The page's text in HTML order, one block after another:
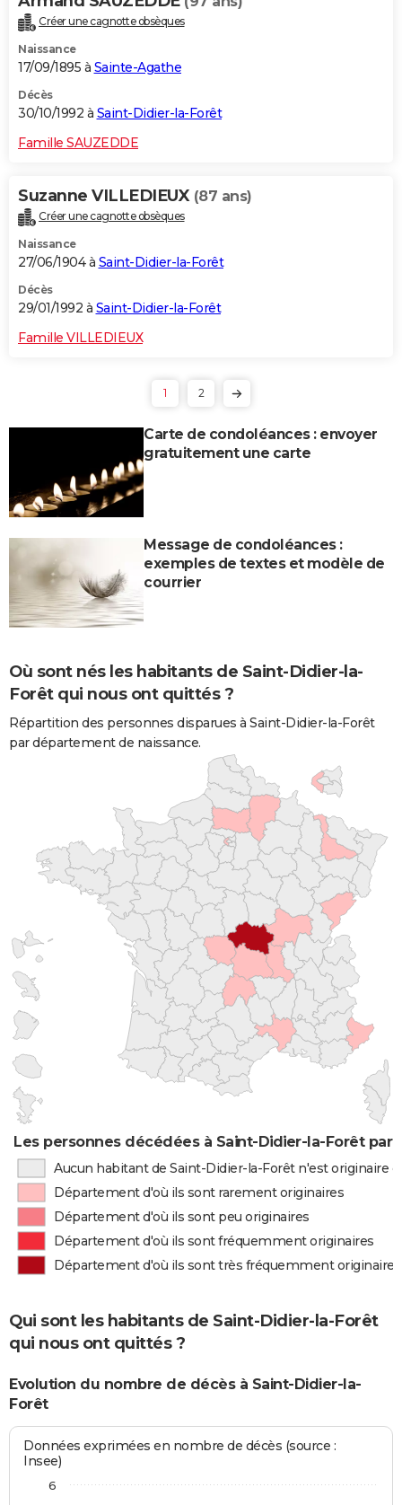
Créer une cagnotte obsèques
Naissance
17/09/1895 à Sainte-Agathe
Décès
30/10/1992 à Saint-Didier-la-Forêt
Famille SAUZEDDE
Suzanne VILLEDIEUX (87 ans)
Créer une cagnotte obsèques
Naissance
27/06/1904 à Saint-Didier-la-Forêt
Décès
29/01/1992 à Saint-Didier-la-Forêt
Famille VILLEDIEUX
1 2
Carte de condoléances : envoyer
gratuitement une carte
Message de condoléances :
exemples de textes et modèle de
courrier
Où sont nés les habitants de Saint-Didier-la-
Forêt qui nous ont quittés ?
Répartition des personnes disparues à Saint-Didier-la-Forêt
par département de naissance.
Les personnes décédées à Saint-Didier-la-Forêt par
Aucun habitant de Saint-Didier-la-Forêt n'est originaire
Département d'où ils sont rarement originaires
Département d'où ils sont peu originaires
Département d'où ils sont fréquemment originaires
Département d'où ils sont très fréquemment originaires
Qui sont les habitants de Saint-Didier-la-Forêt
qui nous ont quittés ?
Evolution du nombre de décès à Saint-Didier-la-
Forêt
Données exprimées en nombre de décès (source :
Insee)
6